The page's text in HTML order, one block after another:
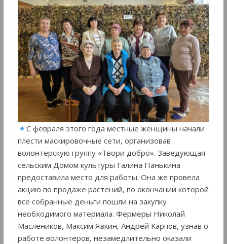
С февраля этого года местные женщины начали
плести маскировочные сети, организовав
волонтерскую группу «Твори добро». Заведующая
сельским Домом культуры Галина Панькина
предоставила место для работы. Она же провела
акцию по продаже растений, по окончании которой
все собранные деньги пошли на закупку
необходимого материала. Фермеры Николай
Маслеников, Максим Явкин, Андрей Карпов, узнав о
работе волонтеров, незамедлительно оказали